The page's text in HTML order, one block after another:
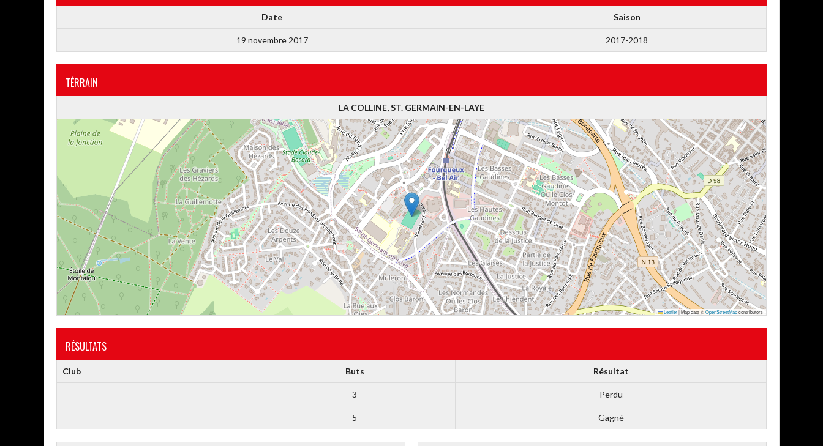
Date Saison
19 novembre 2017 2017-2018
TÉRRAIN
LA COLLINE, ST. GERMAIN-EN-LAYE
Leaflet|Map data ©OpenStreetMapcontributors
RÉSULTATS
Club Buts Résultat
3 Perdu
5 Gagné